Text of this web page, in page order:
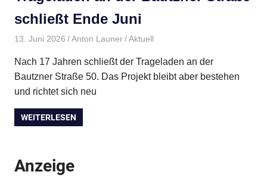
schließt Ende Juni
13. Juni 2026 Anton Launer Aktuell
Nach 17 Jahren schließt der Trageladen an der
Bautzner Straße 50. Das Projekt bleibt aber bestehen
und richtet sich neu
WEITERLESEN
Anzeige